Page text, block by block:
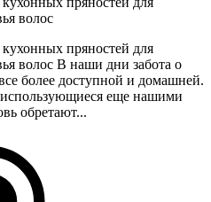
волос
пряностей для
волос В наши дни забота о
более доступной и домашней.
использующиеся еще нашими
обретают...